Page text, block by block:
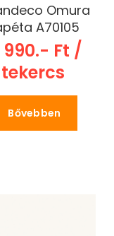
Omura
A70105
990.- Ft /
tekercs
Bővebben